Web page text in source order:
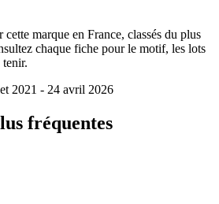
marque en France, classés du plus
chaque fiche pour le motif, les lots
tenir.
2021 - 24 avril 2026
fréquentes